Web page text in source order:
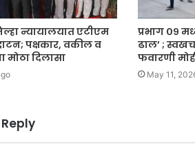
न्यायालयात एटीएम
पक्षकार, वकील व
मोठा दिलासा
प्रभाग ०९
ढाल’ ;
फवारणी
May 11,